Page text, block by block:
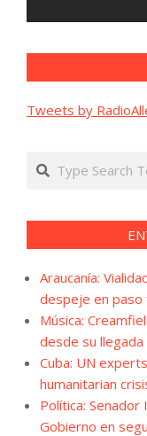
Tweets by
Search
Araucanía:
despeje en paso
Música:
desde su
Cuba: UN
humanitarian
Política: Senador
Gobierno en